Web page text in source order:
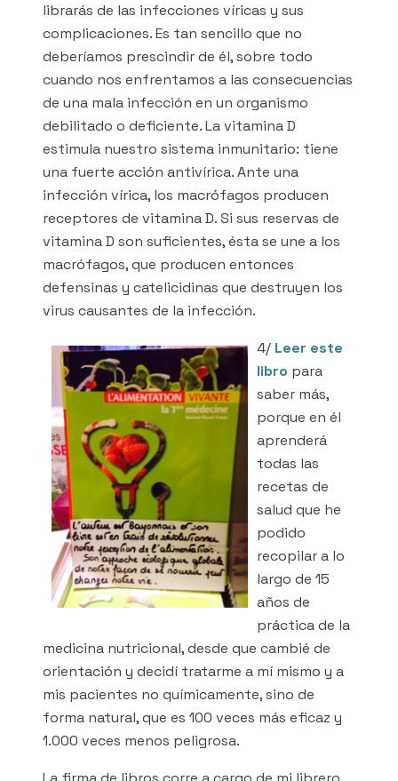
librarás de las infecciones víricas y sus
complicaciones. Es tan sencillo que no
deberíamos prescindir de él, sobre todo
cuando nos enfrentamos a las consecuencias
de una mala infección en un organismo
debilitado o deficiente. La vitamina D
estimula nuestro sistema inmunitario: tiene
una fuerte acción antivírica. Ante una
infección vírica, los macrófagos producen
receptores de vitamina D. Si sus reservas de
vitamina D son suficientes, ésta se une a los
macrófagos, que producen entonces
defensinas y catelicidinas que destruyen los
virus causantes de la infección.
4/ Leer este
libro para
saber más,
porque en él
aprenderá
todas las
recetas de
salud que he
podido
recopilar a lo
largo de 15
años de
práctica de la
medicina nutricional, desde que cambié de
orientación y decidí tratarme a mí mismo y a
mis pacientes no químicamente, sino de
forma natural, que es 100 veces más eficaz y
1.000 veces menos peligrosa.